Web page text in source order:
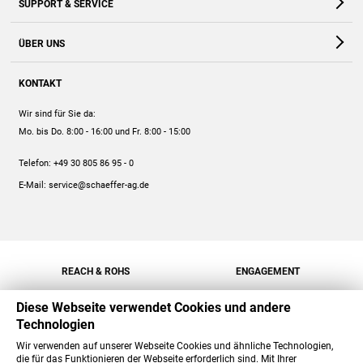
Webshop
SUPPORT & SERVICE
Online-Hilfe
Anleitungen
Preise
Versand
ÜBER UNS
KONTAKT
Wir sind für Sie da:
Mo. bis Do. 8:00 - 16:00 und Fr. 8:00 - 15:00
Telefon: +49 30 805 86 95 - 0
E-Mail: service@schaeffer-ag.de
REACH & ROHS ENGAGEMENT
Diese Webseite verwendet Cookies und andere
Technologien
Wir verwenden auf unserer Webseite Cookies und ähnliche Technologien,
die für das Funktionieren der Webseite erforderlich sind. Mit Ihrer